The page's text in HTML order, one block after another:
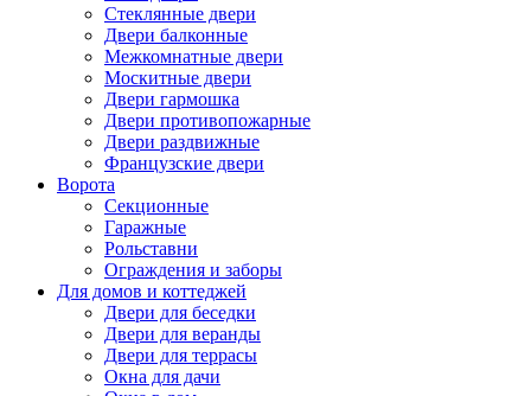
Стеклянные двери
Двери балконные
Межкомнатные двери
Москитные двери
Двери гармошка
Двери противопожарные
Двери раздвижные
Французские двери
Ворота
Секционные
Гаражные
Рольставни
Ограждения и заборы
Для домов и коттеджей
Двери для беседки
Двери для веранды
Двери для террасы
Окна для дачи